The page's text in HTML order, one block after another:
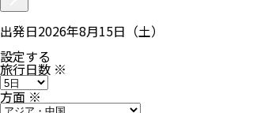
出発日2026年8月15日（土）
設定する
旅行日数 ※
方面※